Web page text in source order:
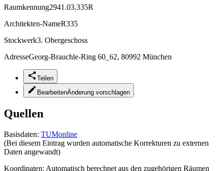
Raumkennung2941.03.335R
Architekten-NameR335
Stockwerk3. Obergeschoss
AdresseGeorg-Brauchle-Ring 60_62, 80992 München
Teilen
BearbeitenÄnderung vorschlagen
Quellen
Basisdaten: TUMonline
(Bei diesem Eintrag wurden automatische Korrekturen zu externen
Daten angewandt)
Koordinaten: Automatisch berechnet aus den zugehörigen Räumen